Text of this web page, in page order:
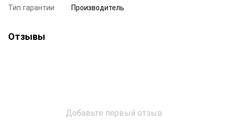
Тип гарантии
Производитель
Отзывы
Добавьте первый отзыв